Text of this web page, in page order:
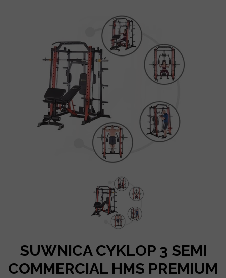
SUWNICA CYKLOP 3 SEMI
COMMERCIAL HMS PREMIUM